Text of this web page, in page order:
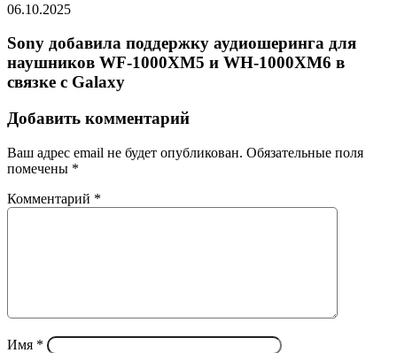
06.10.2025
Sony добавила поддержку аудиошеринга для
наушников WF-1000XM5 и WH-1000XM6 в
связке с Galaxy
Добавить комментарий
Ваш адрес email не будет опубликован. Обязательные поля
помечены *
Комментарий *
Имя *